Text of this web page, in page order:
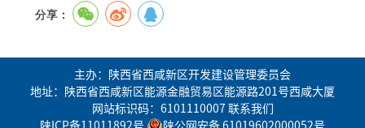
分享：
主办：陕西省西咸新区开发建设管理委员会
地址：陕西省西咸新区能源金融贸易区能源路201号西咸大厦
网站标识码：6101110007 联系我们
陕ICP备11011892号
陕公网安备 61019602000052号